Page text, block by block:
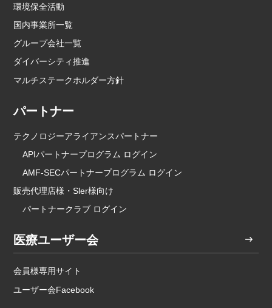
環境保全活動
国内事業所一覧
グループ会社一覧
ダイバーシティ推進
マルチステークホルダー方針
パートナー
テクノロジーアライアンスパートナー
APIパートナープログラム ログイン
AMF-SECパートナープログラム ログイン
販売代理店様・Sler様向け
パートナークラブ ログイン
医療ユーザー会
会員様専用サイト
ユーザー会Facebook